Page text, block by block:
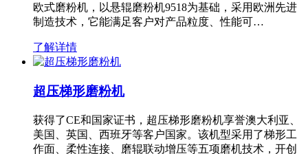
欧式磨粉机，以悬辊磨粉机9518为基础，采用欧洲先进
制造技术，它能满足客户对产品粒度、性能可…
了解详情
超压梯形磨粉机
获得了CE和国家证书，超压梯形磨粉机享誉澳大利亚、
美国、英国、西班牙等客户国家。该机型采用了梯形工
作面、柔性连接、磨辊联动增压等五项磨机技术，开创